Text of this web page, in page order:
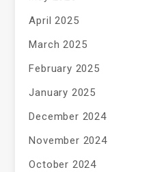
April 2025
March 2025
February 2025
January 2025
December 2024
November 2024
October 2024